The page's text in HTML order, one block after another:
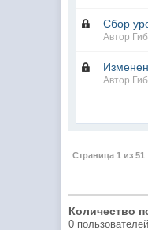
Сбор
Автор
Автор
Страница 1 из 51
Количество
0